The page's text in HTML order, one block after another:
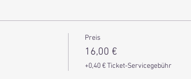
Preis
16,00 €
+0,40 € Ticket-Servicegebühr